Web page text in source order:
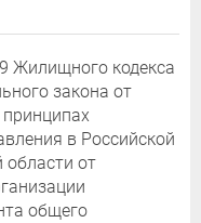
Жилищного кодекса
закона от
в Российской
области от
общего